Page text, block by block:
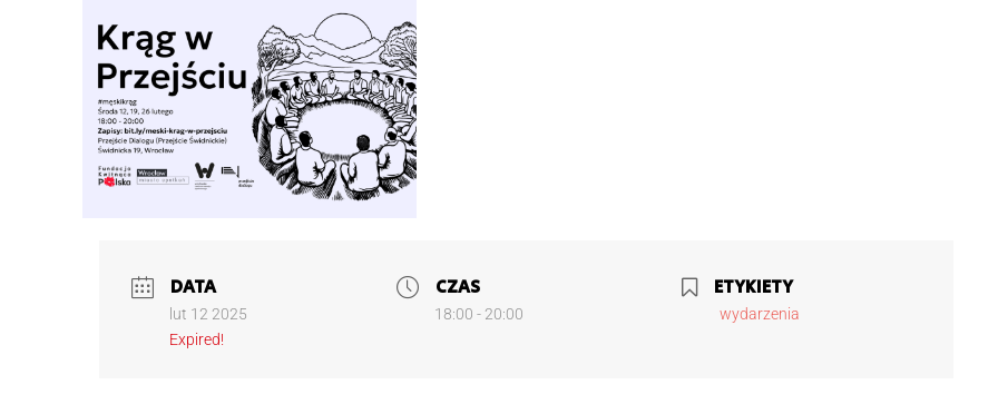
DATA
lut 12 2025
Expired!
CZAS
18:00 - 20:00
ETYKIETY
wydarzenia